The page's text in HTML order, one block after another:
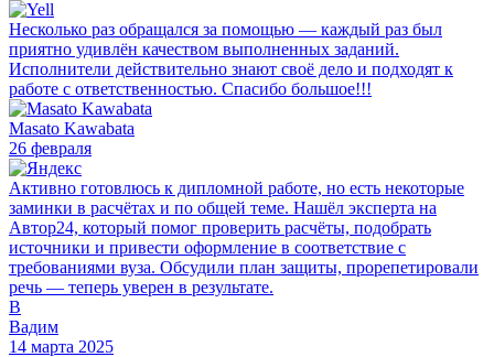
Несколько раз обращался за помощью — каждый раз был
приятно удивлён качеством выполненных заданий.
Исполнители действительно знают своё дело и подходят к
работе с ответственностью. Спасибо большое!!!
Masato Kawabata
26 февраля
Активно готовлюсь к дипломной работе, но есть некоторые
заминки в расчётах и по общей теме. Нашёл эксперта на
Автор24, который помог проверить расчёты, подобрать
источники и привести оформление в соответствие с
требованиями вуза. Обсудили план защиты, прорепетировали
речь — теперь уверен в результате.
В
Вадим
14 марта 2025